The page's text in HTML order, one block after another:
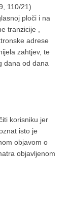
110/21)
ploči i na
tranzicije ,
adrese
zahtjev, te
dana od dana
korisniku jer
isto je
objavom o
objavljenom